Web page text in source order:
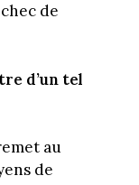
de
d’un tel
au
de